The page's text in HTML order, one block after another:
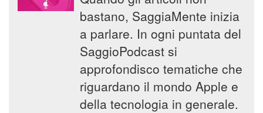
bastano, SaggiaMente inizia
a parlare. In ogni puntata del
SaggioPodcast si
approfondisco tematiche che
riguardano il mondo Apple e
della tecnologia in generale.